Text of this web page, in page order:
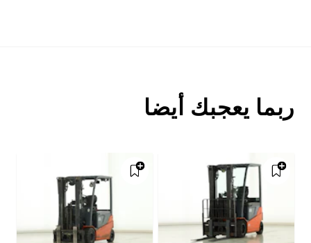
ربما يعجبك أيضا